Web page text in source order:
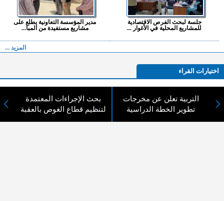
جلسة لبحث الفرص الاقتصادية
للمشاريع المحلية في الأغوار ...
مدير المؤسسة التعاونية يطلع على
مشاريع مستفيدة من المبا...
المزيد ...
اختيارات القراء
لا يوجد مقالات
التربية تعلن عن مخرجات
تطوير الخطة الدراسية
بحث الإجراءات المعتمدة
لتنظيم قطاع الغوص بالعقبة